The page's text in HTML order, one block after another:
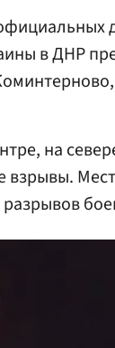
в ДНР
на